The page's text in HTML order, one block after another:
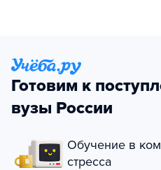
Готовим к
вузы России
Обучение в
стресса